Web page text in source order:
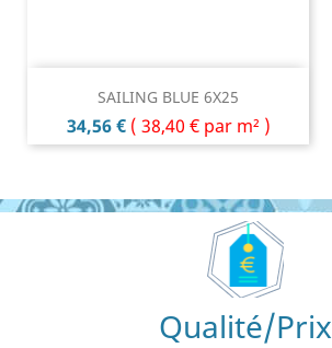
SAILING BLUE 6X25
Prix
34,56 € ( 38,40 € par m² )
Qualité/Prix